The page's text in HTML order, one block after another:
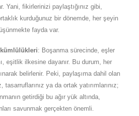
Yani, fikirlerinizi paylaştığınız gibi,
kurduğunuz bir dönemde, her şeyin
fayda var.
: Boşanma sürecinde, eşler
eşitlik ilkesine dayanır. Bu durum, her
belirlenir. Peki, paylaşıma dahil olan
tasarruflarınız ya da ortak yatırımlarınız;
getirdiği bu ağır yük altında,
savunmak gerçekten önemli.